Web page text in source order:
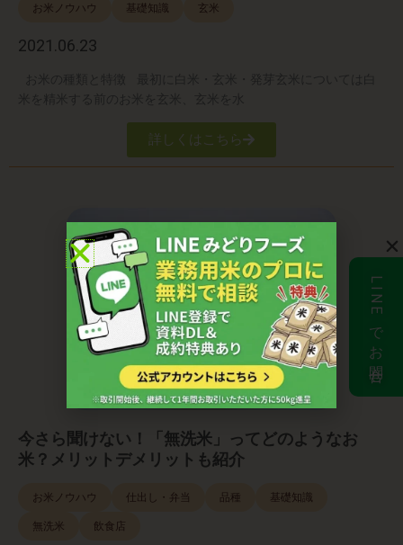
お米ノウハウ 基礎知識 玄米
2021.06.23
詳しくはこちら
今さら聞けない！「無洗米」ってどのようなお
米？メリットデメリットも紹介
お米ノウハウ 仕出し・弁当 品種 基礎知識
無洗米 飲食店
LINEでお問合せ